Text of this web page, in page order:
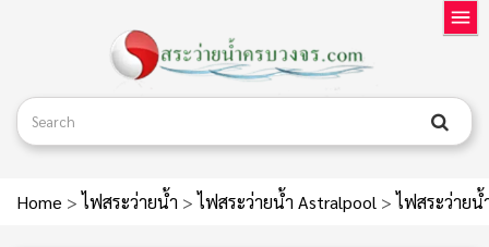
Home > ไฟสระว่ายน้ำ > ไฟสระว่ายน้ำ Astralpool > ไฟสระว่ายน้